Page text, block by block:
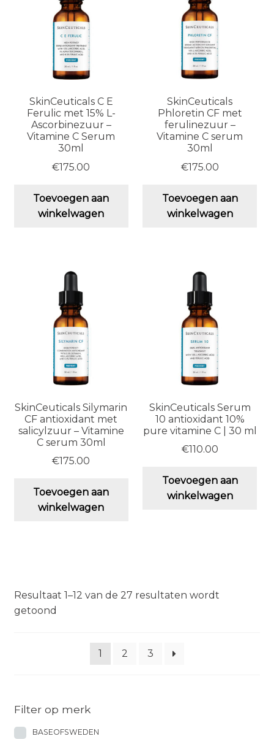
SkinCeuticals C E
Ferulic met 15% L-
Ascorbinezuur –
Vitamine C Serum
30ml
€175.00
Toevoegen aan
winkelwagen
SkinCeuticals
Phloretin CF met
ferulinezuur –
Vitamine C serum
30ml
€175.00
Toevoegen aan
winkelwagen
SkinCeuticals Silymarin
CF antioxidant met
salicylzuur – Vitamine
C serum 30ml
€175.00
Toevoegen aan
winkelwagen
SkinCeuticals Serum
10 antioxidant 10%
pure vitamine C | 30 ml
€110.00
Toevoegen aan
winkelwagen
Resultaat 1–12 van de 27 resultaten wordt
getoond
1 2 3
Filter op merk
BASEOFSWEDEN